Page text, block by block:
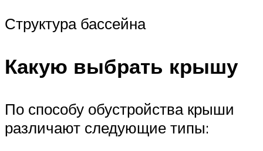
Структура бассейна
Какую выбрать крышу
По способу обустройства крыши
различают следующие типы: